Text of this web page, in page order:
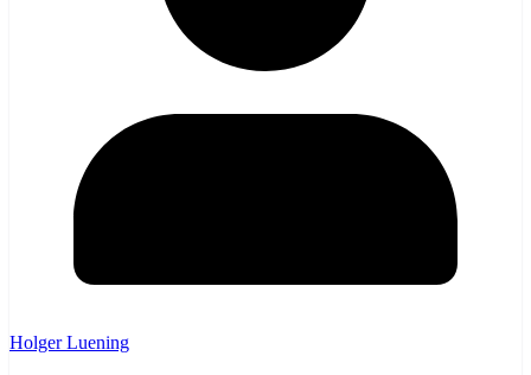
Holger Luening